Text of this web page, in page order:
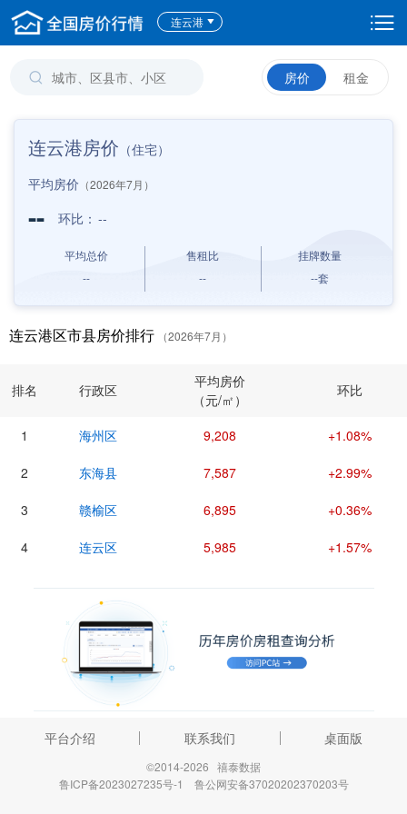
连云港
房价 租金
连云港房价 （住宅）
平均房价 （2026年7月）
-- 环比： --
平均总价
--
售租比
--
挂牌数量
--套
连云港区市县房价排行 （2026年7月）
排名 行政区
平均房价
（元/㎡）
环比
1 海州区 9,208 +1.08%
2 东海县 7,587 +2.99%
3 赣榆区 6,895 +0.36%
4 连云区 5,985 +1.57%
城市住房和房地产项目市场分析、房产数据下载等服务，欢迎
情网站（creprice.cn）、下载禧泰房价行情APP或 关注禧泰房价行情微信公
平台介绍 联系我们 桌面版
©2014-2026 禧泰数据
鲁ICP备2023027235号-1
鲁公网安备37020202370203号